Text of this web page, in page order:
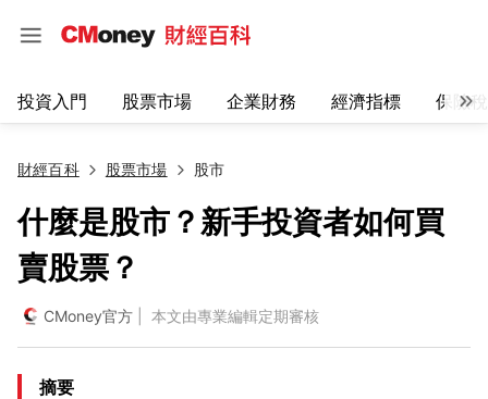
投資入門 股票市場 企業財務 經濟指標 保險
財經百科 股票市場 股市
什麼是股市？新手投資者如何買
賣股票？
CMoney官方 | 本文由專業編輯定期審核
摘要